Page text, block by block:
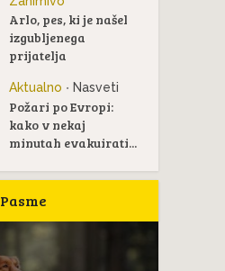
Arlo, pes, ki je našel
izgubljenega
prijatelja
Aktualno • Nasveti
Požari po Evropi:
kako v nekaj
minutah evakuirati...
Pasme